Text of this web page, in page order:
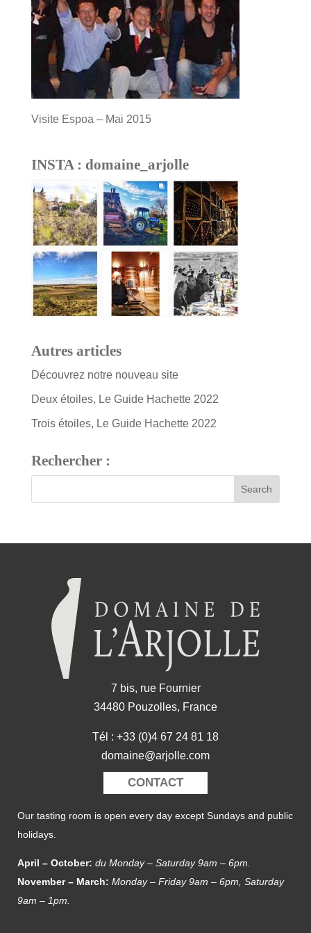
Visite Espoa – Mai 2015
INSTA : domaine_arjolle
Autres articles
Découvrez notre nouveau site
Deux étoiles, Le Guide Hachette 2022
Trois étoiles, Le Guide Hachette 2022
Rechercher :
7 bis, rue Fournier
34480 Pouzolles, France
Tél : +33 (0)4 67 24 81 18
domaine@arjolle.com
CONTACT
Our tasting room is open every day except Sundays and public
holidays.
April – October: du Monday – Saturday 9am – 6pm.
November – March: Monday – Friday 9am – 6pm, Saturday
9am – 1pm.